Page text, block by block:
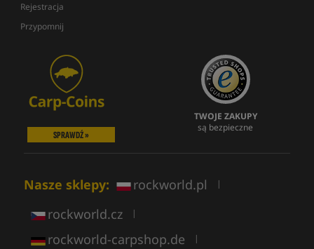
Rejestracja
Przypomnij
SPRAWDŹ »
TWOJE ZAKUPY
są bezpieczne
Nasze sklepy: rockworld.pl |
rockworld.cz |
rockworld-carpshop.de |